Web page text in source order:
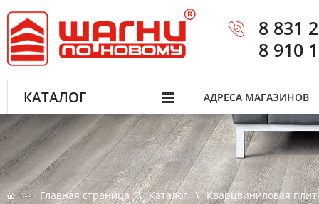
8 831
8 910
КАТАЛОГ АДРЕСА МАГАЗИНОВ
Главная страница Каталог Кварцвиниловая